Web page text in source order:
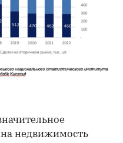
недвижимость